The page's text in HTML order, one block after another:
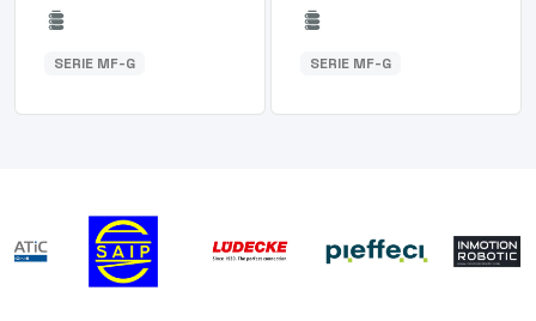
SERIE MF-G SERIE MF-G